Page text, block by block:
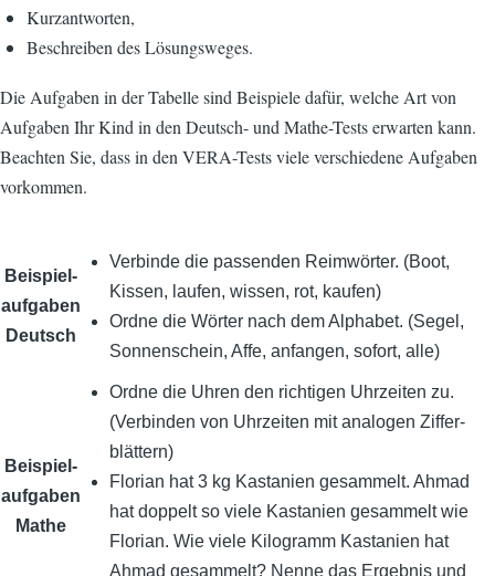
Kurzantworten,
Beschreiben des Lösungsweges.
Die Aufgaben in der Tabelle sind Beispiele dafür, welche Art von
Aufgaben Ihr Kind in den Deutsch- und Mathe-Tests erwarten kann.
Beachten Sie, dass in den VERA-Tests viele verschiedene Aufgaben
vorkommen.
Beispiel­
aufgaben
Deutsch
Verbinde die passenden Reim­wörter. (Boot,
Kissen, laufen, wissen, rot, kaufen)
Ordne die Wörter nach dem Alphabet. (Segel,
Sonnenschein, Affe, anfangen, sofort, alle)
Beispiel­
aufgaben
Mathe
Ordne die Uhren den richtigen Uhr­zeiten zu.
(Verbinden von Uhr­zeiten mit analogen Ziffer­
blättern)
Florian hat 3 kg Kastanien gesammelt. Ahmad
hat doppelt so viele Kastanien gesammelt wie
Florian. Wie viele Kilogramm Kastanien hat
Ahmad gesammelt? Nenne das Ergebnis und